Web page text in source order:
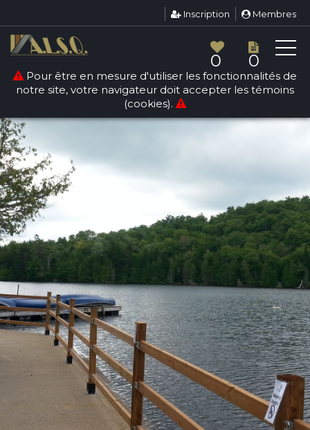
Inscription Membres
0 0
Pour être en mesure d'utiliser les fonctionnalités de
notre site, votre navigateur doit accepter les témoins
(cookies).